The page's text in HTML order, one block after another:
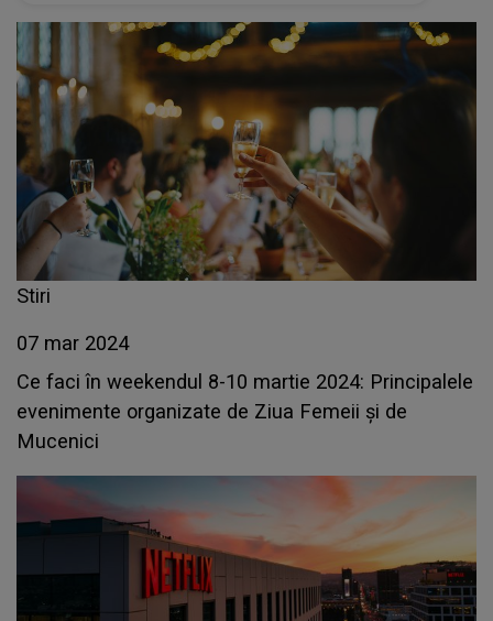
Stiri
07 mar 2024
Ce faci în weekendul 8-10 martie 2024: Principalele
evenimente organizate de Ziua Femeii și de
Mucenici